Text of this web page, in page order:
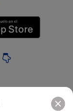
Suscribir